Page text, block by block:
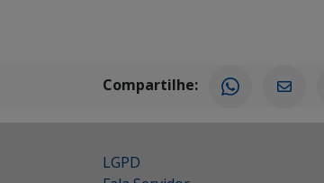
Compartilhe:
LGPD